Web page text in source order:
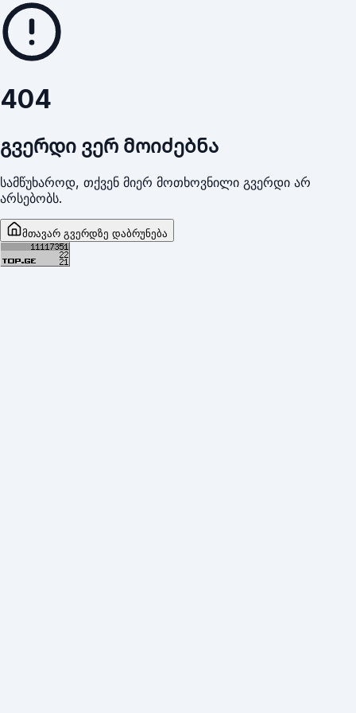
404
გვერდი ვერ მოიძებნა
სამწუხაროდ, თქვენ მიერ მოთხოვნილი გვერდი არ
არსებობს.
მთავარ გვერდზე დაბრუნება